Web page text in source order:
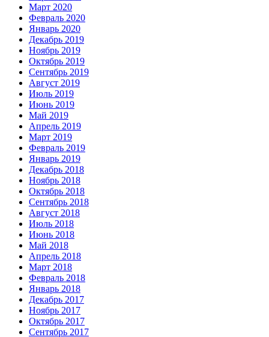
Март 2020
Февраль 2020
Январь 2020
Декабрь 2019
Ноябрь 2019
Октябрь 2019
Сентябрь 2019
Август 2019
Июль 2019
Июнь 2019
Май 2019
Апрель 2019
Март 2019
Февраль 2019
Январь 2019
Декабрь 2018
Ноябрь 2018
Октябрь 2018
Сентябрь 2018
Август 2018
Июль 2018
Июнь 2018
Май 2018
Апрель 2018
Март 2018
Февраль 2018
Январь 2018
Декабрь 2017
Ноябрь 2017
Октябрь 2017
Сентябрь 2017